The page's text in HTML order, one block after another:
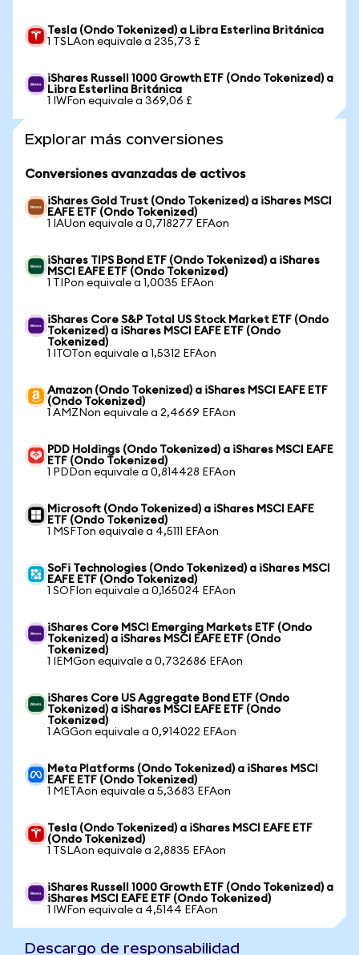
Tesla (Ondo Tokenized) a Libra Esterlina Británica
1 TSLAon equivale a 235,73 £
iShares Russell 1000 Growth ETF (Ondo Tokenized) a
Libra Esterlina Británica
1 IWFon equivale a 369,06 £
Explorar más conversiones
Conversiones avanzadas de activos
iShares Gold Trust (Ondo Tokenized) a iShares MSCI
EAFE ETF (Ondo Tokenized)
1 IAUon equivale a 0,718277 EFAon
iShares TIPS Bond ETF (Ondo Tokenized) a iShares
MSCI EAFE ETF (Ondo Tokenized)
1 TIPon equivale a 1,0035 EFAon
iShares Core S&P Total US Stock Market ETF (Ondo
Tokenized) a iShares MSCI EAFE ETF (Ondo
Tokenized)
1 ITOTon equivale a 1,5312 EFAon
Amazon (Ondo Tokenized) a iShares MSCI EAFE ETF
(Ondo Tokenized)
1 AMZNon equivale a 2,4669 EFAon
PDD Holdings (Ondo Tokenized) a iShares MSCI EAFE
ETF (Ondo Tokenized)
1 PDDon equivale a 0,814428 EFAon
Microsoft (Ondo Tokenized) a iShares MSCI EAFE
ETF (Ondo Tokenized)
1 MSFTon equivale a 4,5111 EFAon
SoFi Technologies (Ondo Tokenized) a iShares MSCI
EAFE ETF (Ondo Tokenized)
1 SOFIon equivale a 0,165024 EFAon
iShares Core MSCI Emerging Markets ETF (Ondo
Tokenized) a iShares MSCI EAFE ETF (Ondo
Tokenized)
1 IEMGon equivale a 0,732686 EFAon
iShares Core US Aggregate Bond ETF (Ondo
Tokenized) a iShares MSCI EAFE ETF (Ondo
Tokenized)
1 AGGon equivale a 0,914022 EFAon
Meta Platforms (Ondo Tokenized) a iShares MSCI
EAFE ETF (Ondo Tokenized)
1 METAon equivale a 5,3683 EFAon
Tesla (Ondo Tokenized) a iShares MSCI EAFE ETF
(Ondo Tokenized)
1 TSLAon equivale a 2,8835 EFAon
iShares Russell 1000 Growth ETF (Ondo Tokenized) a
iShares MSCI EAFE ETF (Ondo Tokenized)
1 IWFon equivale a 4,5144 EFAon
Descargo de responsabilidad